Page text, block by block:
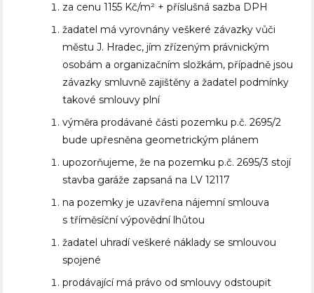
za cenu 1155 Kč/m² + příslušná sazba DPH
žadatel má vyrovnány veškeré závazky vůči
městu J. Hradec, jím zřízeným právnickým
osobám a organizačním složkám, případně jsou
závazky smluvně zajištěny a žadatel podmínky
takové smlouvy plní
výměra prodávané části pozemku p.č. 2695/2
bude upřesněna geometrickým plánem
upozorňujeme, že na pozemku p.č. 2695/3 stojí
stavba garáže zapsaná na LV 12117
na pozemky je uzavřena nájemní smlouva
s tříměsíční výpovědní lhůtou
žadatel uhradí veškeré náklady se smlouvou
spojené
prodávající má právo od smlouvy odstoupit